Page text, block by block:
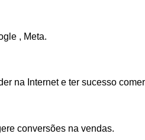
, Meta.
na Internet e ter sucesso
conversões na vendas.